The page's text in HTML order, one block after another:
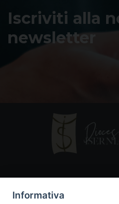
Iscriviti alla
newsletter
Informativa